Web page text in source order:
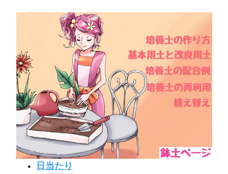
日当たり